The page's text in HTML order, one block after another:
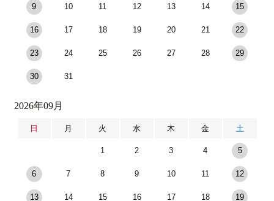
9 10 11 12 13 14 15
16 17 18 19 20 21 22
23 24 25 26 27 28 29
30 31
2026年09月
日 月 火 水 木 金 土
1 2 3 4 5
6 7 8 9 10 11 12
13 14 15 16 17 18 19